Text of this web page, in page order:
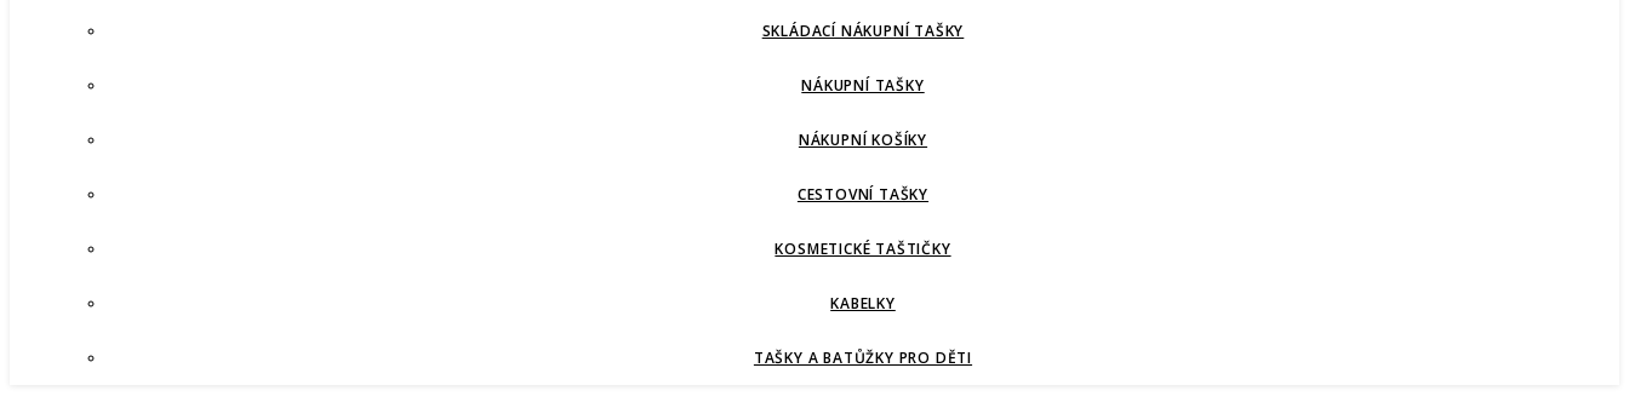
SKLÁDACÍ NÁKUPNÍ TAŠKY
NÁKUPNÍ TAŠKY
NÁKUPNÍ KOŠÍKY
CESTOVNÍ TAŠKY
KOSMETICKÉ TAŠTIČKY
KABELKY
TAŠKY A BATŮŽKY PRO DĚTI